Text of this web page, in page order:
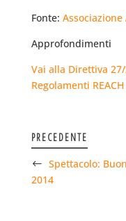
Fonte:
Approfondimenti
Vai alla Direttiva
Regolamenti
PRECEDENTE
Spettacolo:
2014